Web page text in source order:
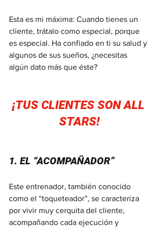
Esta es mi máxima: Cuando tienes un
cliente, trátalo como especial, porque
es especial. Ha confiado en ti su salud y
algunos de sus sueños, ¿necesitas
algún dato más que éste?
¡TUS CLIENTES SON ALL
STARS!
1. EL “ACOMPAÑADOR”
Este entrenador, también conocido
como el “toqueteador”, se caracteriza
por vivir muy cerquita del cliente,
acompañando cada ejecución y